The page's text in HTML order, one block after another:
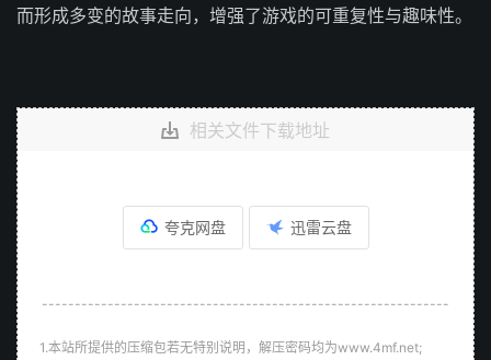
而形成多变的故事走向，增强了游戏的可重复性与趣味性。
相关文件下载地址
夸克网盘 迅雷云盘
--------------------------------------------------------------
1.本站所提供的压缩包若无特别说明，解压密码均为www.4mf.net;